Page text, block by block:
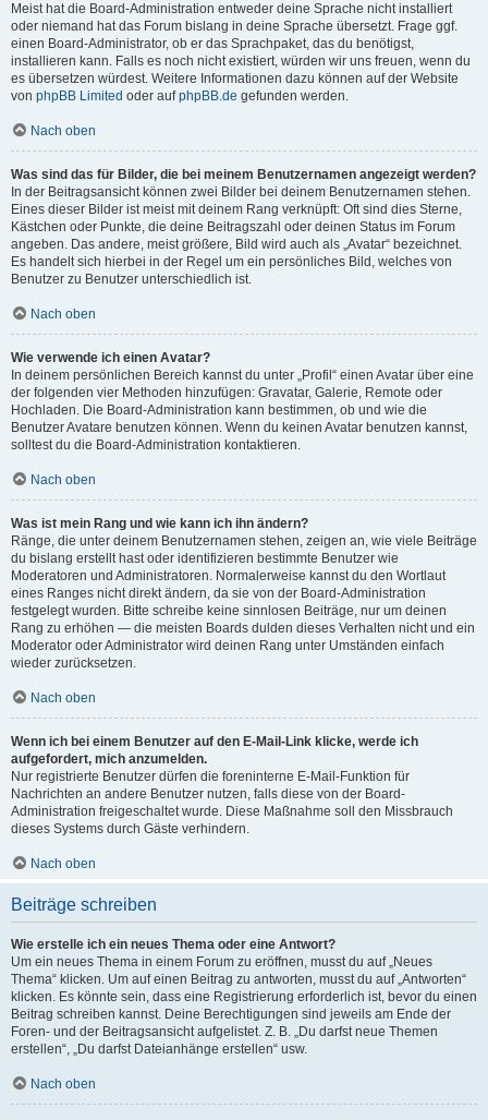
Meist hat die Board-Administration entweder deine Sprache nicht installiert
oder niemand hat das Forum bislang in deine Sprache übersetzt. Frage ggf.
einen Board-Administrator, ob er das Sprachpaket, das du benötigst,
installieren kann. Falls es noch nicht existiert, würden wir uns freuen, wenn du
es übersetzen würdest. Weitere Informationen dazu können auf der Website
von phpBB Limited oder aufphpBB.de gefunden werden.
Nach oben
Was sind das für Bilder, die bei meinem Benutzernamen angezeigt werden?
In der Beitragsansicht können zwei Bilder bei deinem Benutzernamen stehen.
Eines dieser Bilder ist meist mit deinem Rang verknüpft: Oft sind dies Sterne,
Kästchen oder Punkte, die deine Beitragszahl oder deinen Status im Forum
angeben. Das andere, meist größere, Bild wird auch als „Avatar“ bezeichnet.
Es handelt sich hierbei in der Regel um ein persönliches Bild, welches von
Benutzer zu Benutzer unterschiedlich ist.
Nach oben
Wie verwende ich einen Avatar?
In deinem persönlichen Bereich kannst du unter „Profil“ einen Avatar über eine
der folgenden vier Methoden hinzufügen: Gravatar, Galerie, Remote oder
Hochladen. Die Board-Administration kann bestimmen, ob und wie die
Benutzer Avatare benutzen können. Wenn du keinen Avatar benutzen kannst,
solltest du die Board-Administration kontaktieren.
Nach oben
Was ist mein Rang und wie kann ich ihn ändern?
Ränge, die unter deinem Benutzernamen stehen, zeigen an, wie viele Beiträge
du bislang erstellt hast oder identifizieren bestimmte Benutzer wie
Moderatoren und Administratoren. Normalerweise kannst du den Wortlaut
eines Ranges nicht direkt ändern, da sie von der Board-Administration
festgelegt wurden. Bitte schreibe keine sinnlosen Beiträge, nur um deinen
Rang zu erhöhen — die meisten Boards dulden dieses Verhalten nicht und ein
Moderator oder Administrator wird deinen Rang unter Umständen einfach
wieder zurücksetzen.
Nach oben
Wenn ich bei einem Benutzer auf den E-Mail-Link klicke, werde ich
aufgefordert, mich anzumelden.
Nur registrierte Benutzer dürfen die foreninterne E-Mail-Funktion für
Nachrichten an andere Benutzer nutzen, falls diese von der Board-
Administration freigeschaltet wurde. Diese Maßnahme soll den Missbrauch
dieses Systems durch Gäste verhindern.
Nach oben
Beiträge schreiben
Wie erstelle ich ein neues Thema oder eine Antwort?
Um ein neues Thema in einem Forum zu eröffnen, musst du auf „Neues
Thema“ klicken. Um auf einen Beitrag zu antworten, musst du auf „Antworten“
klicken. Es könnte sein, dass eine Registrierung erforderlich ist, bevor du einen
Beitrag schreiben kannst. Deine Berechtigungen sind jeweils am Ende der
Foren- und der Beitragsansicht aufgelistet. Z. B. „Du darfst neue Themen
erstellen“, „Du darfst Dateianhänge erstellen“ usw.
Nach oben